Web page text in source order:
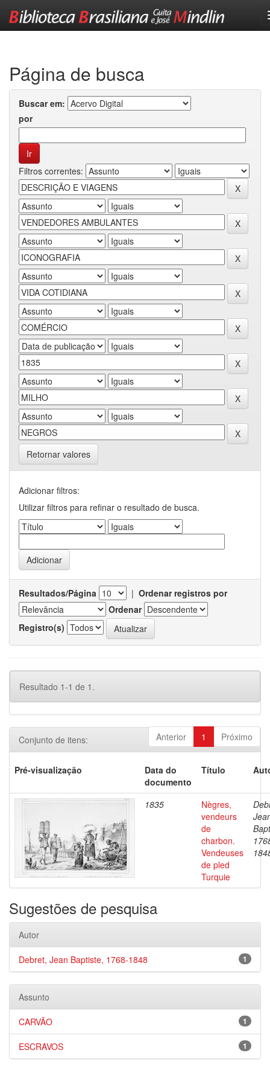
Página de busca
Buscar em:
por
Filtros correntes:
Retornar valores
Adicionar filtros:
Utilizar filtros para refinar o resultado de busca.
Resultados/Página | Ordenar registros por
Ordenar
Registro(s)
Resultado 1-1 de 1.
Anterior 1 Próximo
Conjunto de itens:
Pré-visualização
Data do
documento
Título
1835
Nègres,
vendeurs
de
charbon.
Vendeuses
de pled
Turquie
Sugestões de pesquisa
Autor
1
Debret, Jean Baptiste, 1768-1848
Assunto
1
CARVÃO
1
ESCRAVOS